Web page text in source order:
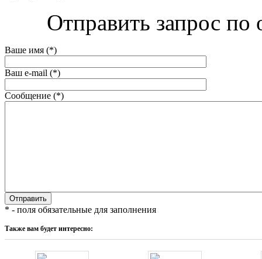
Отправить запрос по
Ваше имя (*)
Ваш e-mail (*)
Сообщение (*)
* - поля обязательные для заполнения
Также вам будет интересно: